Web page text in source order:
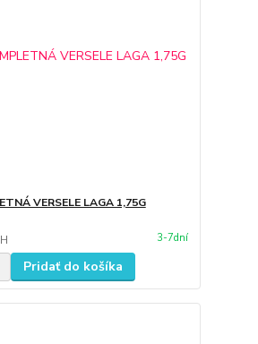
VERSELE LAGA 1,75G
3-7dní
Pridať do košíka